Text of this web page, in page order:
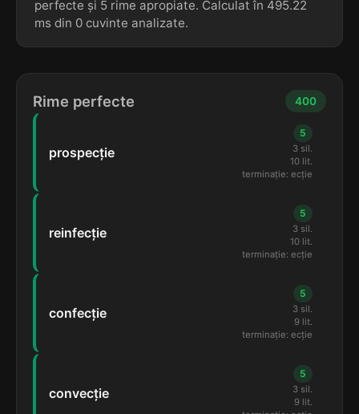
perfecte și 5 rime apropiate. Calculat în 495.22
ms din 0 cuvinte analizate.
Rime perfecte 400
prospecție
5
3 sil.
10 lit.
terminație: ecție
reinfecție
5
3 sil.
10 lit.
terminație: ecție
confecție
5
3 sil.
9 lit.
terminație: ecție
convecție
5
3 sil.
9 lit.